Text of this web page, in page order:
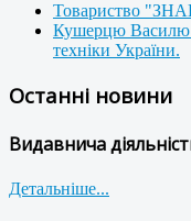
Товариство
Кушерцю Василю
техніки України.
Останні новини
Видавнича
Детальніше...